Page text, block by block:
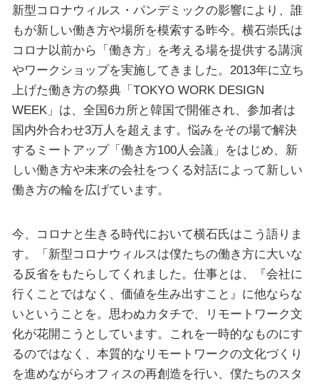
新型コロナウィルス・パンデミックの影響により、誰
もが新しい働き方や場所を模索する昨今。横石崇氏は
コロナ以前から「働き方」を考える場を提供する講演
やワークショップを実施してきました。2013年に立ち
上げた働き方の祭典「TOKYO WORK DESIGN
WEEK」は、全国6カ所と韓国で開催され、参加者は
国内外合わせ3万人を超えます。悩みをその場で解決
するミートアップ「働き方100人会議」をはじめ、新
しい働き方や未来の会社をつくる対話によって新しい
働き方の輪を広げています。
今、コロナと生きる時代において横石氏はこう語りま
す。「新型コロナウィルスは僕たちの働き方に大いな
る反省をもたらしてくれました。仕事とは、『会社に
行くことではなく、価値を生み出すこと』に他ならな
いということを。思わぬカタチで、リモートワーク文
化が花開こうとしています。これを一時的なものにす
るのではなく、本質的なリモートワークの文化づくり
を進めながらオフィスの再創造を行い、僕たちのスタ